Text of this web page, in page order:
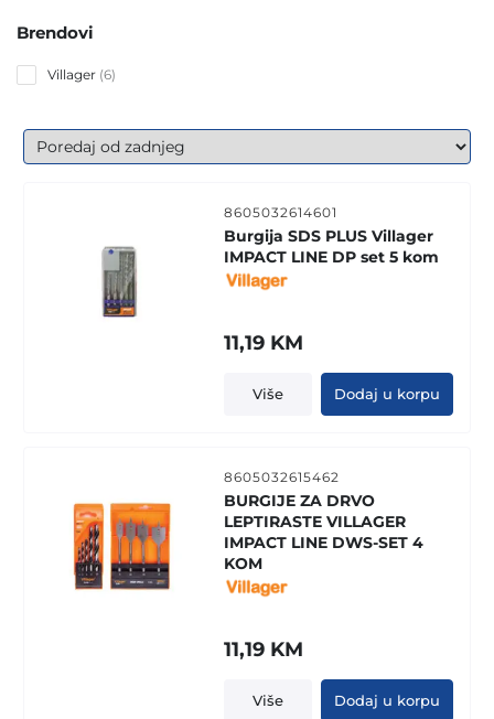
Brendovi
Villager 66
8605032614601
Burgija SDS PLUS Villager
IMPACT LINE DP set 5 kom
11,19 KM
Više Dodaj u korpu
8605032615462
BURGIJE ZA DRVO
LEPTIRASTE VILLAGER
IMPACT LINE DWS-SET 4
KOM
11,19 KM
Više Dodaj u korpu